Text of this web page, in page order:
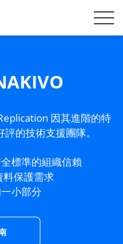
因其進階的特
的技術支援團隊。
標準的組織信賴
料保護需求
小部分